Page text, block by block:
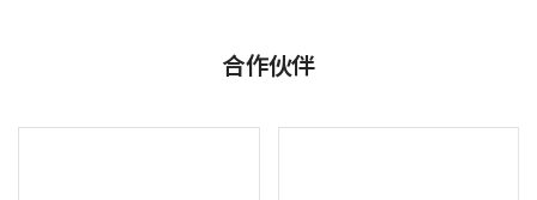
合作伙伴